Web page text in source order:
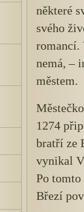
některé
svého
romancí.
nemá, –
městem.
1274
bratří ze
vynikal
Po
Březí